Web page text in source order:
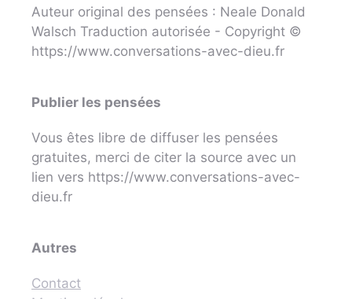
Auteur original des pensées : Neale Donald
Walsch Traduction autorisée - Copyright ©
https://www.conversations-avec-dieu.fr
Publier les pensées
Vous êtes libre de diffuser les pensées
gratuites, merci de citer la source avec un
lien vers https://www.conversations-avec-
dieu.fr
Autres
Contact